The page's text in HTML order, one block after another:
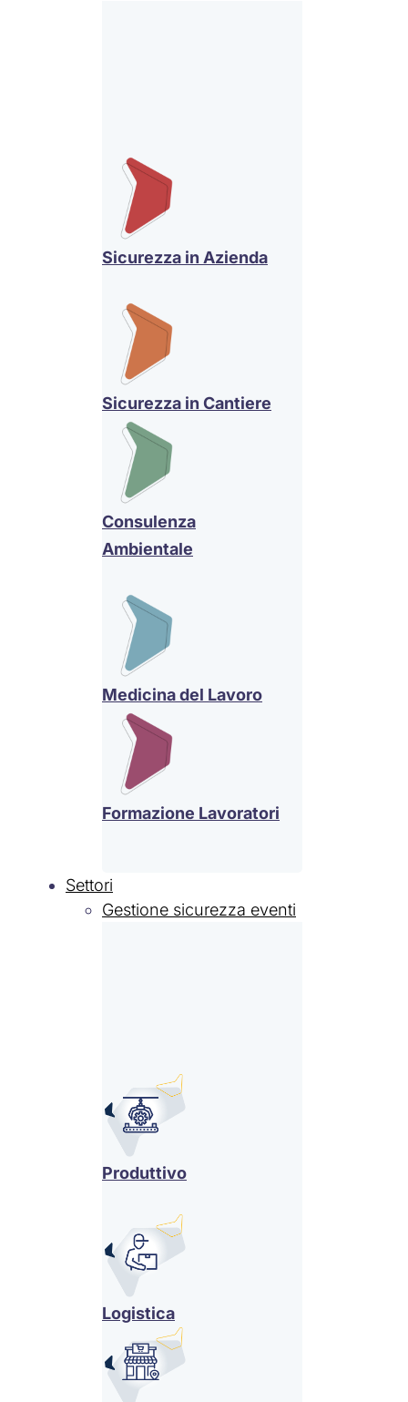
Sicurezza in Azienda
Sicurezza in Cantiere
Consulenza
Ambientale
Medicina del Lavoro
Formazione Lavoratori
Settori
Gestione sicurezza eventi
Produttivo
Logistica